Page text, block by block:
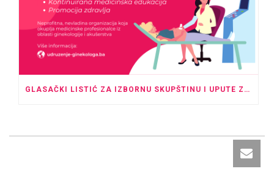
GLASAČKI LISTIĆ ZA IZBORNU SKUPŠTINU I UPUTE ZA GLASANJE U ODSUSTVU